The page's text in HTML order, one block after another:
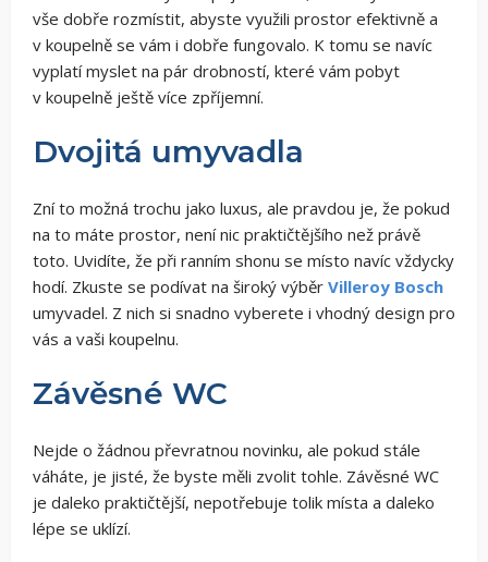
vše dobře rozmístit, abyste využili prostor efektivně a
v koupelně se vám i dobře fungovalo. K tomu se navíc
vyplatí myslet na pár drobností, které vám pobyt
v koupelně ještě více zpříjemní.
Dvojitá umyvadla
Zní to možná trochu jako luxus, ale pravdou je, že pokud
na to máte prostor, není nic praktičtějšího než právě
toto. Uvidíte, že při ranním shonu se místo navíc vždycky
hodí. Zkuste se podívat na široký výběr Villeroy Bosch
umyvadel. Z nich si snadno vyberete i vhodný design pro
vás a vaši koupelnu.
Závěsné WC
Nejde o žádnou převratnou novinku, ale pokud stále
váháte, je jisté, že byste měli zvolit tohle. Závěsné WC
je daleko praktičtější, nepotřebuje tolik místa a daleko
lépe se uklízí.